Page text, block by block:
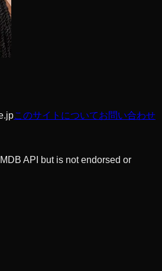
このサイトについてお問い合わせ
API but is not endorsed or